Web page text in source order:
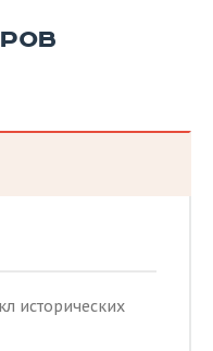
исторических